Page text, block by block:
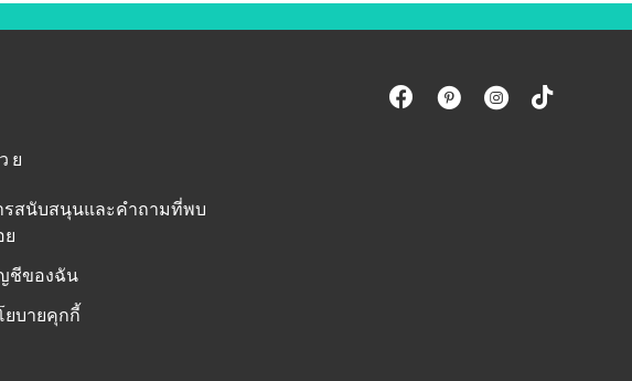
ย
รสนับสนุนและคำถามที่พบ
ย
ชีของฉัน
ยบายคุกกี้